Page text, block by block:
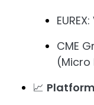
CME
(Micro
📈